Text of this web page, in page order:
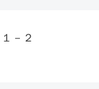
－２